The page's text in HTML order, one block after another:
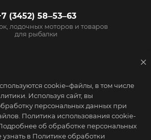
(3452) 58‒53‒63
лодочных моторов и товаров
для рыбалки
г. Тюмень, проезд
15
cookie–файлы, в том числе
Используя сайт, вы
персональных данных при
Политика использования cookie-
Подробнее об обработке персональных
в Политике обработки